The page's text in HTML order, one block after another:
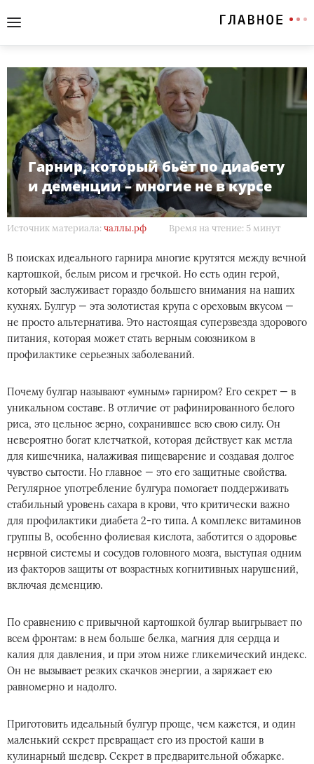
Гарнир, который бьёт по диабету
и деменции – многие не в курсе
Источник материала: чаллы.рф Время на чтение: 5 минут
В поисках идеального гарнира многие крутятся между вечной
картошкой, белым рисом и гречкой. Но есть один герой,
который заслуживает гораздо большего внимания на наших
кухнях. Булгур — эта золотистая крупа с ореховым вкусом —
не просто альтернатива. Это настоящая суперзвезда здорового
питания, которая может стать верным союзником в
профилактике серьезных заболеваний.
Почему булгар называют «умным» гарниром? Его секрет — в
уникальном составе. В отличие от рафинированного белого
риса, это цельное зерно, сохранившее всю свою силу. Он
невероятно богат клетчаткой, которая действует как метла
для кишечника, налаживая пищеварение и создавая долгое
чувство сытости. Но главное — это его защитные свойства.
Регулярное употребление булгура помогает поддерживать
стабильный уровень сахара в крови, что критически важно
для профилактики диабета 2-го типа. А комплекс витаминов
группы B, особенно фолиевая кислота, заботится о здоровье
нервной системы и сосудов головного мозга, выступая одним
из факторов защиты от возрастных когнитивных нарушений,
включая деменцию.
По сравнению с привычной картошкой булгар выигрывает по
всем фронтам: в нем больше белка, магния для сердца и
калия для давления, и при этом ниже гликемический индекс.
Он не вызывает резких скачков энергии, а заряжает ею
равномерно и надолго.
Приготовить идеальный булгур проще, чем кажется, и один
маленький секрет превращает его из простой каши в
кулинарный шедевр. Секрет в предварительной обжарке.